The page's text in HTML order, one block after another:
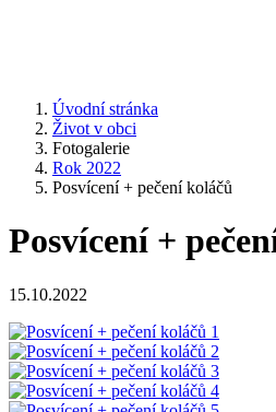
Úvodní stránka
Život v obci
Fotogalerie
Rok 2022
Posvícení + pečení koláčů
Posvícení +
15.10.2022